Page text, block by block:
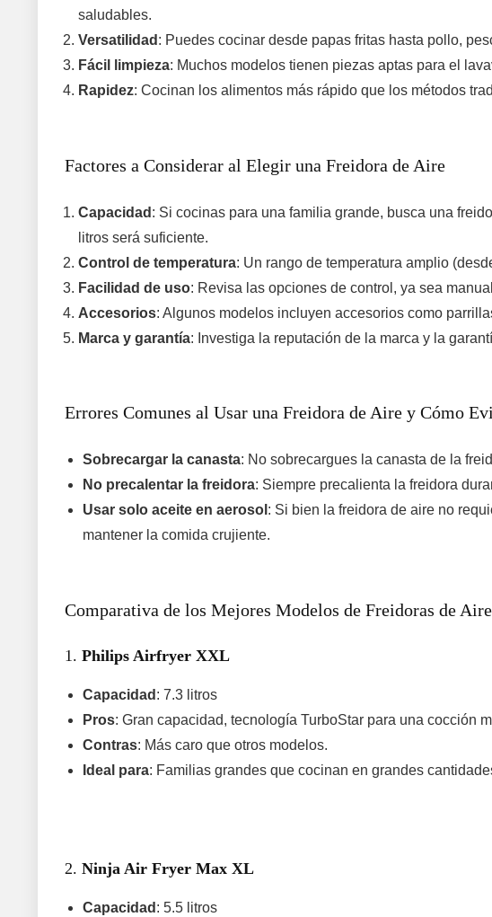
saludables.
Versatilidad : Puedes cocinar desde papas fritas hasta pollo,
Fácil limpieza: Muchos modelos tienen piezas aptas para el
Rapidez: Cocinan los alimentos más rápido que los métodos
Factores a Considerar al Elegir una Freidora de Aire
Capacidad : Si cocinas para una familia grande, busca una
litros será suficiente.
Control de temperatura: Un rango de temperatura amplio
Facilidad de uso: Revisa las opciones de control, ya sea
Accesorios: Algunos modelos incluyen accesorios como
Marca y garantía: Investiga la reputación de la marca y la
Errores Comunes al Usar una Freidora de Aire y Cómo
Sobrecargar la canasta: No sobrecargues la canasta de la
No precalentar la freidora: Siempre precalienta la freidora
Usar solo aceite en aerosol : Si bien la freidora de aire no
mantener la comida crujiente.
Comparativa de los Mejores Modelos de Freidoras de Aire
1. Philips Airfryer XXL
Capacidad : 7.3 litros
Pros: Gran capacidad, tecnología TurboStar para una cocción
Contras: Más caro que otros modelos.
Ideal para: Familias grandes que cocinan en grandes
2. Ninja Air Fryer Max XL
Capacidad : 5.5 litros